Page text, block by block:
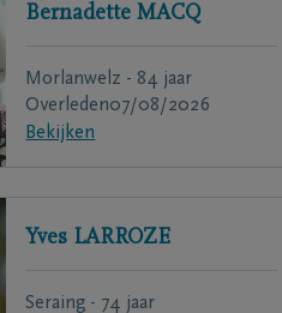
Bernadette MACQ
Morlanwelz - 84 jaar
Overleden07/08/2026
Bekijken
Yves LARROZE
Seraing - 74 jaar